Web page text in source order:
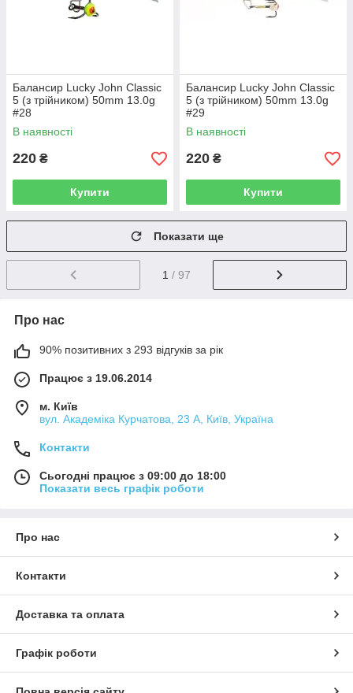
Балансир Lucky John Classic
5 (з трійником) 50mm 13.0g
#28
В наявності
220 ₴
Купити
Балансир Lucky John Classic
5 (з трійником) 50mm 13.0g
#29
В наявності
220 ₴
Купити
Показати ще
1 / 97
Про нас
90% позитивних з 293 відгуків за рік
Працює з 19.06.2014
м. Київ
вул. Академіка Курчатова, 23 А, Київ, Україна
Контакти
Сьогодні працює з 09:00 до 18:00
Показати весь графік роботи
Про нас
Контакти
Доставка та оплата
Графік роботи